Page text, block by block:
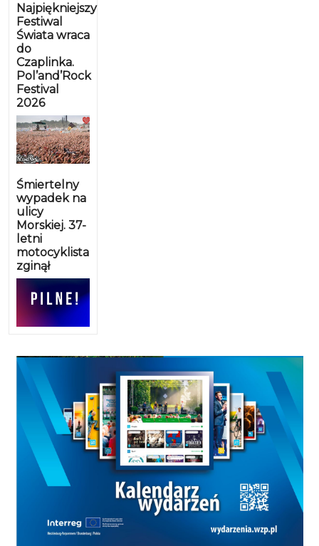
Najpiękniejszy
Festiwal
Świata wraca
do
Czaplinka.
Pol’and’Rock
Festival
2026
Śmiertelny
wypadek na
ulicy
Morskiej. 37-
letni
motocyklista
zginął